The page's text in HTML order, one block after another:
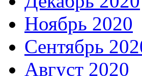
Ноябрь 2020
Сентябрь
Август 2020